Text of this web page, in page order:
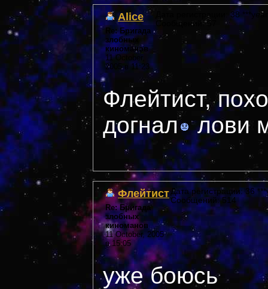
Alice
Re: Бригада
злобных
киноманов
11 October,
2005 в 11:23
Дата регистрации: 38
Сообщений: 57
Флейтист,
догнал лови
Флейтист
Re: Бригада
злобных
киноманов
11 October, 2005
в 15:05
Дата регистрации: 36
Сообщений: 514
уже боюсь